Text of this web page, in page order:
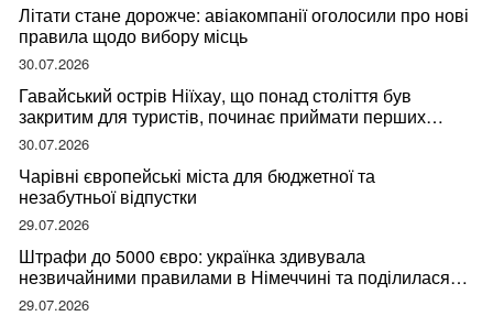
Літати стане дорожче: авіакомпанії оголосили про нові
правила щодо вибору місць
30.07.2026
Гавайський острів Ніїхау, що понад століття був
закритим для туристів, починає приймати перших
відвідувачів
30.07.2026
Чарівні європейські міста для бюджетної та
незабутньої відпустки
29.07.2026
Штрафи до 5000 євро: українка здивувала
незвичайними правилами в Німеччині та поділилася
правдою
29.07.2026